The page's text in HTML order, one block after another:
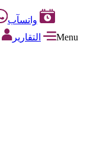
واتسآب
التقارير
Menu